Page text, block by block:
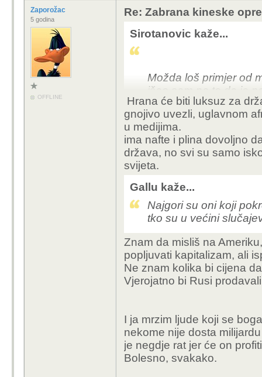
Zaporožac
5 godina
OFFLINE
Re: Zabrana kineske
Sirotanovic kaže...
Možda loš primjer od
išao sam na to da je
cijene sirovina plina i
koji imaju sirovine
sijati i plaćati skupo
luksuz ako se ovako
Hrana će biti luksuz za
gnojivo uvezli, uglavnom
u medijima.
ima nafte i plina dovoljno
država, no svi su samo
svijeta.
Gallu kaže...
Najgori su oni koji
tko su u većini
Znam da misliš na
popljuvati kapitalizam, ali
Ne znam kolika bi cijena
Vjerojatno bi Rusi
I ja mrzim ljude koji se
nekome nije dosta
je negdje rat jer će on
Bolesno, svakako.